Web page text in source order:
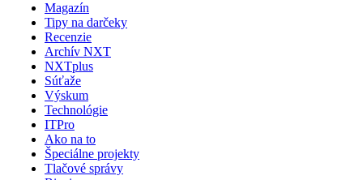
Magazín
Tipy na darčeky
Recenzie
Archív NXT
NXTplus
Súťaže
Výskum
Technológie
ITPro
Ako na to
Špeciálne projekty
Tlačové správy